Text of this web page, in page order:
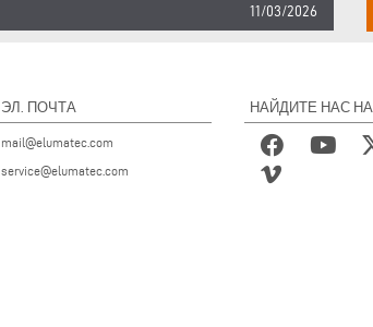
11/03/2026
ЭЛ. ПОЧТА
mail@elumatec.com
service@elumatec.com
НАЙДИТЕ НАС НА